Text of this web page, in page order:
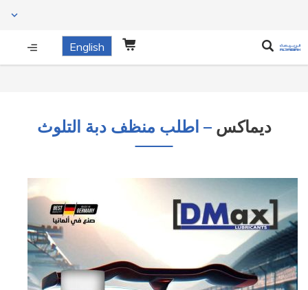
English
ديماكس– اطلب منظف دبة التلوث